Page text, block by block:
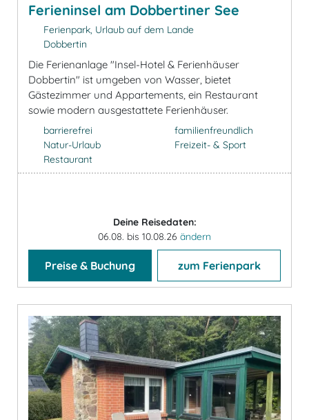
Ferieninsel am Dobbertiner See
Ferienpark, Urlaub auf dem Lande
Dobbertin
Die Ferienanlage "Insel-Hotel & Ferienhäuser
Dobbertin" ist umgeben von Wasser, bietet
Gästezimmer und Appartements, ein Restaurant
sowie modern ausgestattete Ferienhäuser.
barrierefrei
Natur-Urlaub
Restaurant
familienfreundlich
Freizeit- & Sport
Deine Reisedaten:
06.08. bis 10.08.26 ändern
Preise & Buchung zum Ferienpark